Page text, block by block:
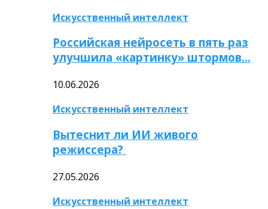
Искусственный интеллект
Российская нейросеть в пять раз
улучшила «картинку» штормов…
10.06.2026
Искусственный интеллект
Вытеснит ли ИИ живого
режиссера?
27.05.2026
Искусственный интеллект